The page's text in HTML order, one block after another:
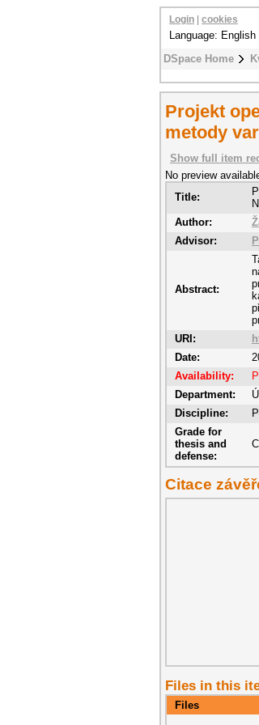
DSpace Home
Login cookies
Language: English
Projekt
metody
Show full item
No preview
Title:
Author:
Advisor:
Abstract:
URI:
Date:
Availability:
Department:
Discipline:
Grade for
thesis and
defense:
C
Citace
Files in this
Files